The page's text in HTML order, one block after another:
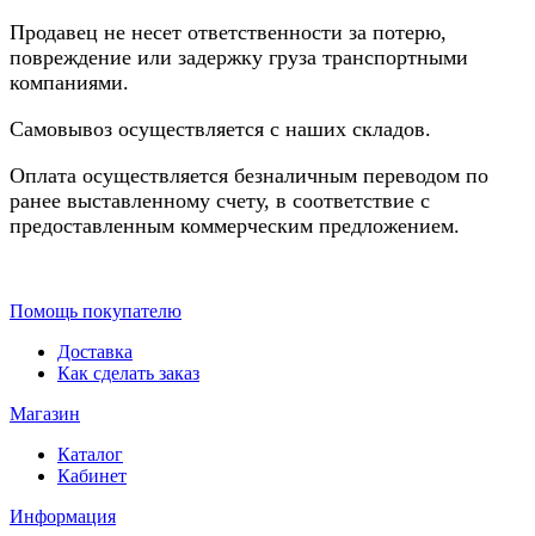
Продавец не несет ответственности за потерю,
повреждение или задержку груза транспортными
компаниями.
Самовывоз осуществляется с наших складов.
Оплата осуществляется безналичным переводом по
ранее выставленному счету, в соответствие с
предоставленным коммерческим предложением.
Помощь покупателю
Доставка
Как сделать заказ
Магазин
Каталог
Кабинет
Информация